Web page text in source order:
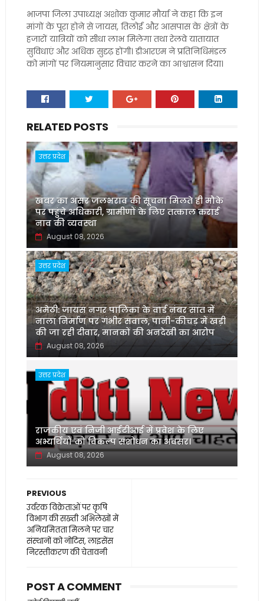
भाजपा जिला उपाध्यक्ष अशोक कुमार मौर्या ने कहा कि इन
मांगों के पूरा होने से जायस, तिलोई और आसपास के क्षेत्रों के
हजारों यात्रियों को सीधा लाभ मिलेगा तथा रेलवे यातायात
सुविधाएं और अधिक सुदृढ़ होंगी। डीआरएम ने प्रतिनिधिमंडल
को मांगों पर नियमानुसार विचार करने का आश्वासन दिया।
RELATED POSTS
उत्तर प्रदेश
खबर का असर जलभराव की सूचना मिलते ही मौके
पर पहुंचे अधिकारी, ग्रामीणों के लिए तत्काल कराई
नाव की व्यवस्था
August 08, 2026
उत्तर प्रदेश
अमेठी: जायस नगर पालिका के वार्ड नंबर सात में
नाला निर्माण पर गंभीर सवाल, पानी-कीचड़ में खड़ी
की जा रही दीवार, मानकों की अनदेखी का आरोप
August 08, 2026
उत्तर प्रदेश
‌राजकीय एवं निजी आईटीआई में प्रवेश के लिए
अभ्यर्थियों को विकल्प संशोधन का अवसर।
August 08, 2026
PREVIOUS
उर्वरक विक्रेताओं पर कृषि
विभाग की सख्ती अभिलेखों में
अनियमितता मिलने पर चार
संस्थानों को नोटिस, लाइसेंस
निरस्तीकरण की चेतावनी
POST A COMMENT